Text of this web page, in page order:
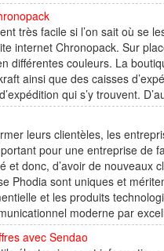
très facile si l’on sait où se
internet Chronopack. Sur
différentes couleurs. La
ainsi que des caisses
qui s’y trouvent.
leurs clientèles, les
pour une entreprise de
et donc, d’avoir de nouveaux
Phodia sont uniques et
et les produits
moderne par
avec Sendao